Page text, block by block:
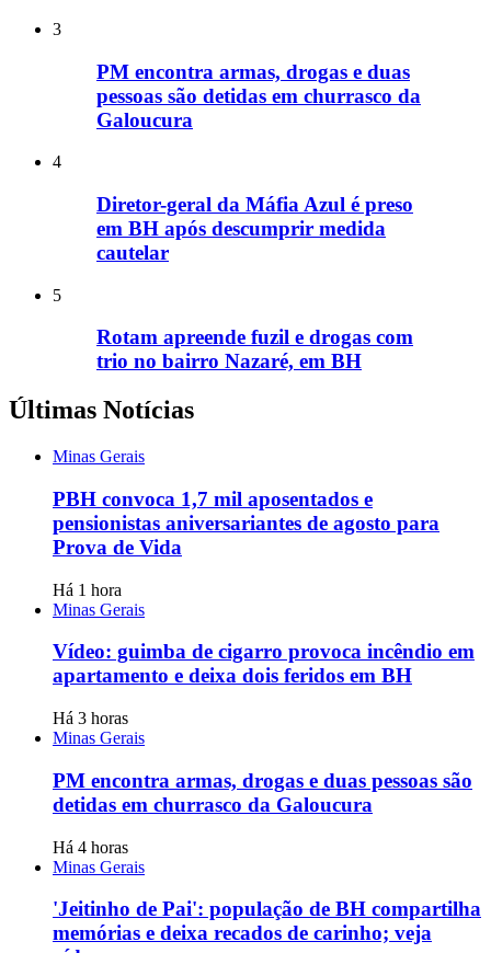
3
PM encontra armas, drogas e duas
pessoas são detidas em churrasco da
Galoucura
4
Diretor-geral da Máfia Azul é preso
em BH após descumprir medida
cautelar
5
Rotam apreende fuzil e drogas com
trio no bairro Nazaré, em BH
Últimas Notícias
Minas Gerais
PBH convoca 1,7 mil aposentados e
pensionistas aniversariantes de agosto para
Prova de Vida
Há 1 hora
Minas Gerais
Vídeo: guimba de cigarro provoca incêndio em
apartamento e deixa dois feridos em BH
Há 3 horas
Minas Gerais
PM encontra armas, drogas e duas pessoas são
detidas em churrasco da Galoucura
Há 4 horas
Minas Gerais
'Jeitinho de Pai': população de BH compartilha
memórias e deixa recados de carinho; veja